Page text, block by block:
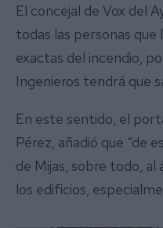
El concejal de Vox del
todas las personas
exactas del incendio,
Ingenieros tendrá que
En este sentido, el
Pérez, añadió que “de
de Mijas, sobre todo, al
los edificios,